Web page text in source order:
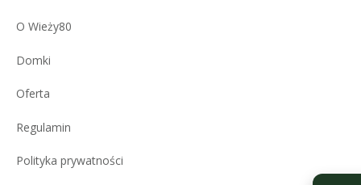
O Wieży80
Domki
Oferta
Regulamin
Polityka prywatności